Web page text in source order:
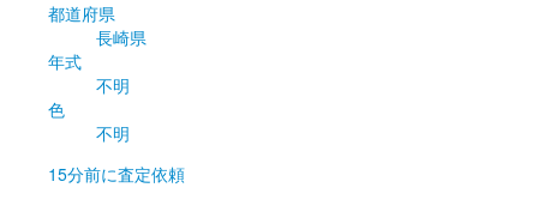
都道府県
長崎県
年式
不明
色
不明
15分前に査定依頼